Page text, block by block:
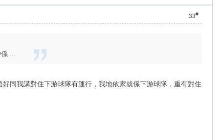
33#
...
同我講對住下游球隊有運行，我地依家就係下游球隊，重有對住